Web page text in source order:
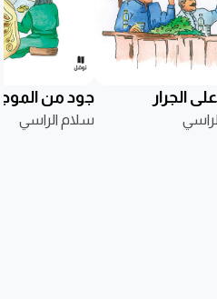
الجرار جود من
سلام الراسي